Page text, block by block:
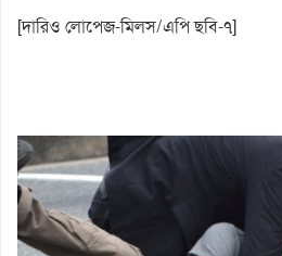
[দারিও লোপেজ-মিলস/এপি ছবি-৭]